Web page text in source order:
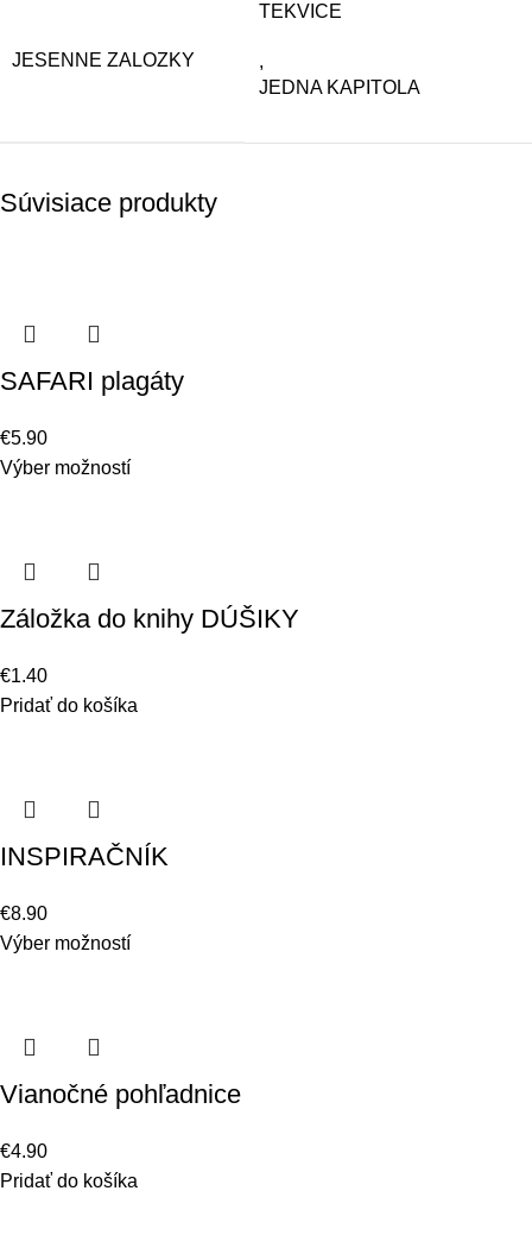
JESENNE ZALOZKY
TEKVICE ‎
,
JEDNA KAPITOLA
Súvisiace produkty
SAFARI plagáty
€5.90
Výber možností
Záložka do knihy DÚŠIKY
€1.40
Pridať do košíka
INSPIRAČNÍK
€8.90
Výber možností
Vianočné pohľadnice
€4.90
Pridať do košíka